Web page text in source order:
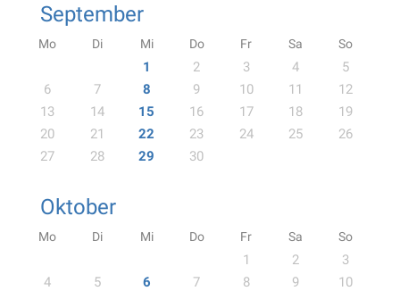
September
Mo Di Mi Do Fr Sa So
1 2 3 4
5
6
7 8 9 10 11
12
13
14 15 16 17 18
19
20
21 22 23 24 25
26
27
28 29 30
Oktober
Mo Di Mi Do Fr Sa So
1 2
3
4
5 6 7 8 9
10